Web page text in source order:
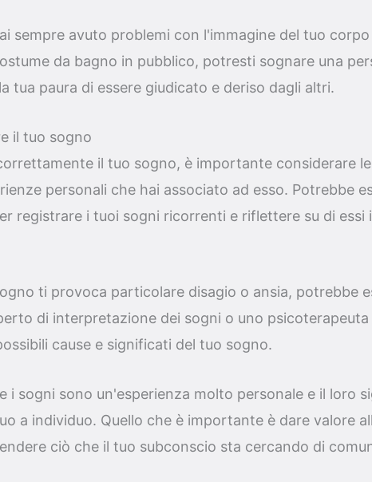
sempre avuto problemi con l'immagine del tuo
da bagno in pubblico, potresti sognare una
tua paura di essere giudicato e deriso dagli altri.
il tuo sogno
il tuo sogno, è importante considerare
personali che hai associato ad esso. Potrebbe
registrare i tuoi sogni ricorrenti e riflettere su di essi
ti provoca particolare disagio o ansia, potrebbe
di interpretazione dei sogni o uno
cause e significati del tuo sogno.
i sogni sono un'esperienza molto personale e il loro
a individuo. Quello che è importante è dare valore
ciò che il tuo subconscio sta cercando di